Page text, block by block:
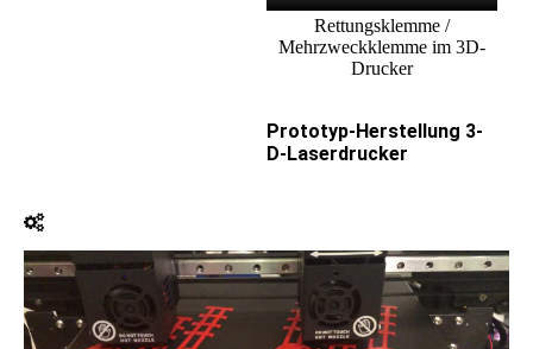
Rettungsklemme /
Mehrzweckklemme im 3D-
Drucker
Prototyp-Herstellung 3-
D-Laserdrucker